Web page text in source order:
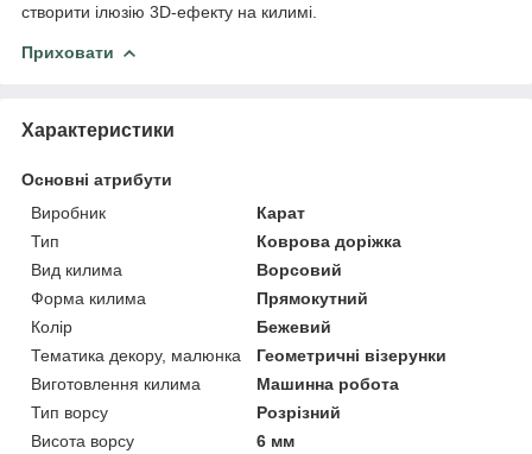
створити ілюзію 3D-ефекту на килимі.
Приховати
Характеристики
Основні атрибути
Виробник
Карат
Тип
Коврова доріжка
Вид килима
Ворсовий
Форма килима
Прямокутний
Колір
Бежевий
Тематика декору, малюнка
Геометричні візерунки
Виготовлення килима
Машинна робота
Тип ворсу
Розрізний
Висота ворсу
6 мм